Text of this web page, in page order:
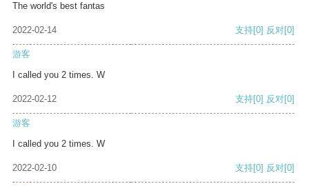
The world's best fantas
2022-02-14 支持[0] 反对[0]
游客
I called you 2 times. W
2022-02-12 支持[0] 反对[0]
游客
I called you 2 times. W
2022-02-10 支持[0] 反对[0]